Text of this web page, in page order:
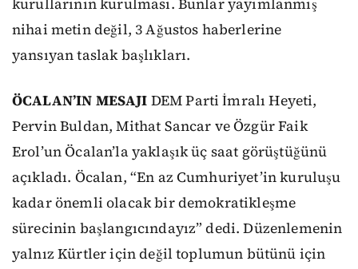
kurullarının kurulması. Bunlar yayımlanmış
nihai metin değil, 3 Ağustos haberlerine
yansıyan taslak başlıkları.
ÖCALAN’IN MESAJI DEM Parti İmralı Heyeti,
Pervin Buldan, Mithat Sancar ve Özgür Faik
Erol’un Öcalan’la yaklaşık üç saat görüştüğünü
açıkladı. Öcalan, “En az Cumhuriyet’in kuruluşu
kadar önemli olacak bir demokratikleşme
sürecinin başlangıcındayız” dedi. Düzenlemenin
yalnız Kürtler için değil toplumun bütünü için